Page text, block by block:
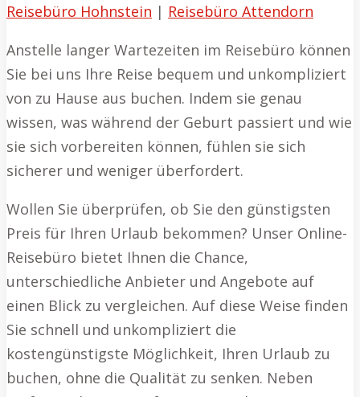
Reisebüro Hohnstein | Reisebüro Attendorn
Anstelle langer Wartezeiten im Reisebüro können
Sie bei uns Ihre Reise bequem und unkompliziert
von zu Hause aus buchen. Indem sie genau
wissen, was während der Geburt passiert und wie
sie sich vorbereiten können, fühlen sie sich
sicherer und weniger überfordert.
Wollen Sie überprüfen, ob Sie den günstigsten
Preis für Ihren Urlaub bekommen? Unser Online-
Reisebüro bietet Ihnen die Chance,
unterschiedliche Anbieter und Angebote auf
einen Blick zu vergleichen. Auf diese Weise finden
Sie schnell und unkompliziert die
kostengünstigste Möglichkeit, Ihren Urlaub zu
buchen, ohne die Qualität zu senken. Neben